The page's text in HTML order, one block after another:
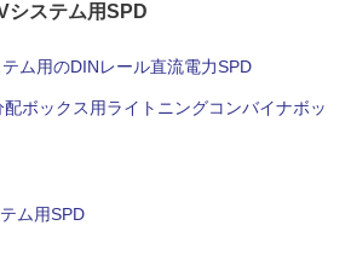
システム用SPD
ム用のDINレール直流電力SPD
配ボックス用ライトニングコンバイナボッ
ム用SPD